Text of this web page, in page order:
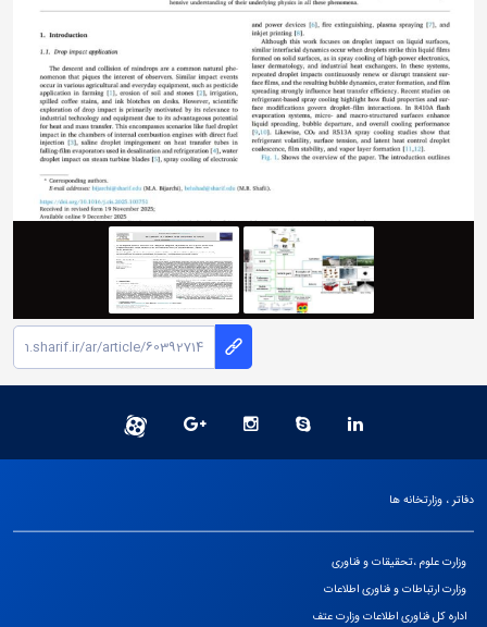
دفاتر ، وزارتخانه ها
وزارت علوم ،تحقیقات و فناوری
وزارت ارتباطات و فناوری اطلاعات
اداره کل فناوری اطلاعات وزارت عتف